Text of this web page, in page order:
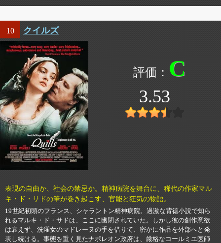
10 クイルズ
C
3.53
表現の自由か、社会の禁忌か。精神病院を舞台に、稀代の作家マル
キ・ド・サドの筆が巻き起こす、官能と狂気の物語。
19世紀初頭のフランス、シャラントン精神病院。過激な背徳小説で知ら
れるマルキ・ド・サドは、ここに幽閉されていた。しかし彼の創作意欲
は衰えず、洗濯女のマドレーヌの手を借りて、密かに作品を外部へと発
表し続ける。事態を重く見たナポレオン政府は、厳格なコールミエ医師